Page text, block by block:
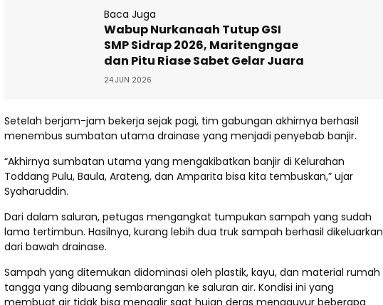
Baca Juga
Wabup Nurkanaah Tutup GSI
SMP Sidrap 2026, Maritengngae
dan Pitu Riase Sabet Gelar Juara
24 JUN 2026
Setelah berjam-jam bekerja sejak pagi, tim gabungan akhirnya berhasil
menembus sumbatan utama drainase yang menjadi penyebab banjir.
“Akhirnya sumbatan utama yang mengakibatkan banjir di Kelurahan
Toddang Pulu, Baula, Arateng, dan Amparita bisa kita tembuskan,” ujar
Syaharuddin.
Dari dalam saluran, petugas mengangkat tumpukan sampah yang sudah
lama tertimbun. Hasilnya, kurang lebih dua truk sampah berhasil dikeluarkan
dari bawah drainase.
Sampah yang ditemukan didominasi oleh plastik, kayu, dan material rumah
tangga yang dibuang sembarangan ke saluran air. Kondisi ini yang
membuat air tidak bisa mengalir saat hujan deras mengguyur beberapa